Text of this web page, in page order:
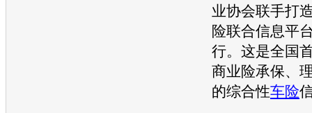
业协会联手打
险联合信息平
行。这是全国
商业险承保、
的综合性车险